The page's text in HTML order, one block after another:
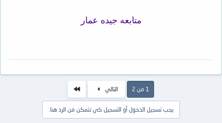
متابعه جيده عمار
1 من 2 التالي
يجب تسجيل الدخول أو التسجيل كي تتمكن من الرد هنا.